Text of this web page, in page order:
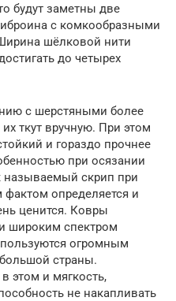
будут заметны две
с комкообразными
шёлковой нити
до четырех
с шерстяными более
ткут вручную. При этом
и гораздо прочнее
при осязании
называемый скрип при
определяется и
ценится. Ковры
широким спектром
огромным
страны.
этом и мягкость,
не накапливать